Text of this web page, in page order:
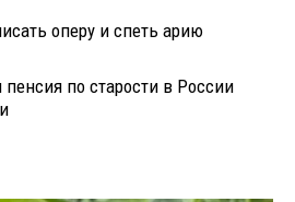
оперу и спеть арию
по старости в России